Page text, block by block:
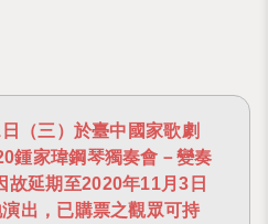
（三）於臺中國家歌劇
鍾家瑋鋼琴獨奏會－變奏
延期至2020年11月3日
演出，已購票之觀眾可持